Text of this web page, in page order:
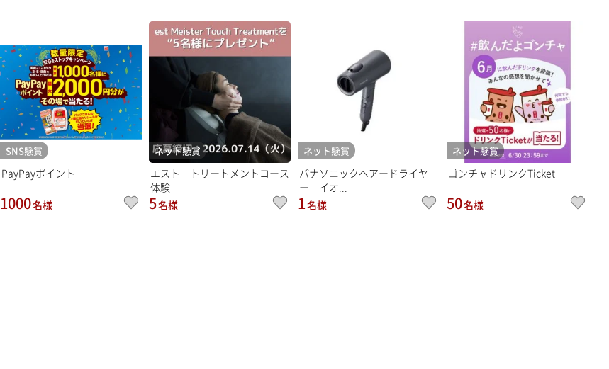
SNS懸賞
PayPayポイント
1000名様
ネット懸賞
エスト トリートメントコース
体験
5名様
ネット懸賞
パナソニックヘアードライヤ
ー イオ...
1名様
ネット懸賞
ゴンチャドリンクTicket
50名様